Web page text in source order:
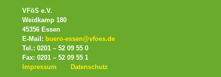
VFöS e.V.
Weidkamp 180
45356 Essen
E-Mail: buero-essen@vfoes.de
Tel.: 0201 – 52 09 55 0
Fax: 0201 – 52 09 55 1
Impressum
Datenschutz